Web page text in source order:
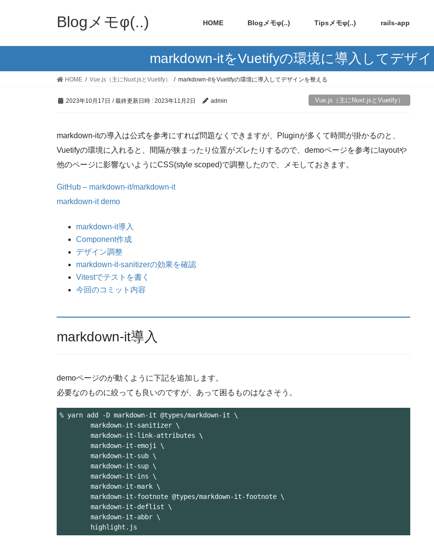
Blogメモφ(..) HOME Blogメモφ(..) Tipsメモφ(..) rails-app
markdown-itをVuetifyの環境に導入してデザ
HOME Vue.js（主にNuxt.jsとVuetify） markdown-itをVuetifyの環境に導入してデザインを整える
2023年10月17日 / 最終更新日時 : 2023年11月2日 admin Vue.js（主にNuxt.jsとVuetify）
markdown-itの導入は公式を参考にすれば問題なくできますが、Pluginが多くて時間が掛かるのと、
Vuetifyの環境に入れると、間隔が狭まったり位置がズレたりするので、demoページを参考にlayoutや
他のページに影響ないようにCSS(style scoped)で調整したので、メモしておきます。
GitHub – markdown-it/markdown-it
markdown-it demo
markdown-it導入
Component作成
デザイン調整
markdown-it-sanitizerの効果を確認
Vitestでテストを書く
今回のコミット内容
markdown-it導入
demoページのが動くように下記を追加します。
必要なのものに絞っても良いのですが、あって困るものはなさそう。
% yarn add -D markdown-it @types/markdown-it \